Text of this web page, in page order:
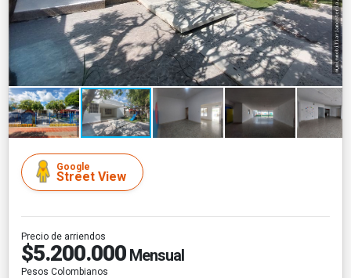
Google
Street View
Precio de arriendos
$5.200.000 Mensual
Pesos Colombianos